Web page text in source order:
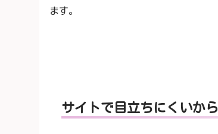
ます。
サイトで目立ちにくいから